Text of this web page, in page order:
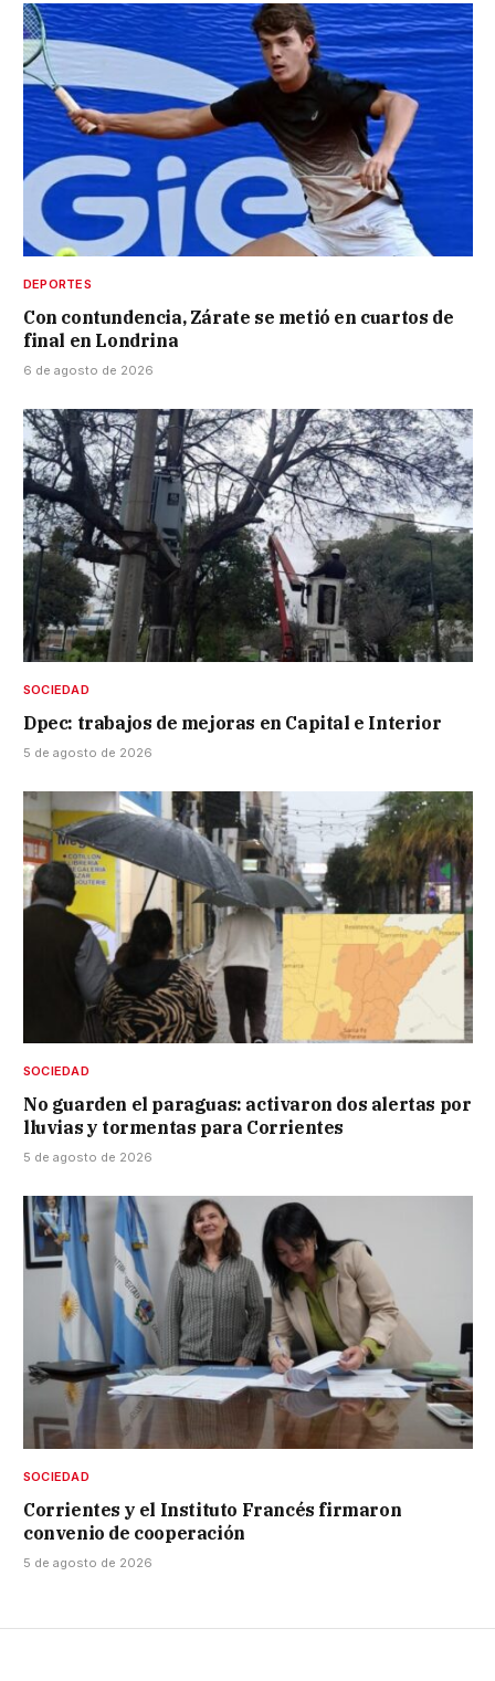
DEPORTES
Con contundencia, Zárate se metió en cuartos de
final en Londrina
6 de agosto de 2026
SOCIEDAD
Dpec: trabajos de mejoras en Capital e Interior
5 de agosto de 2026
SOCIEDAD
No guarden el paraguas: activaron dos alertas por
lluvias y tormentas para Corrientes
5 de agosto de 2026
SOCIEDAD
Corrientes y el Instituto Francés firmaron
convenio de cooperación
5 de agosto de 2026